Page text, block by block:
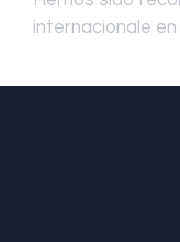
internacionale